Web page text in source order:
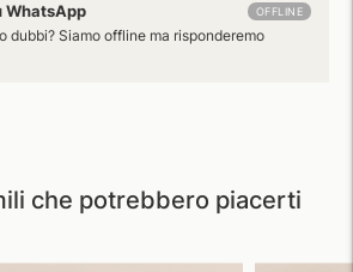
WhatsApp OFFLINE
dubbi? Siamo offline ma risponderemo
che potrebbero piacerti